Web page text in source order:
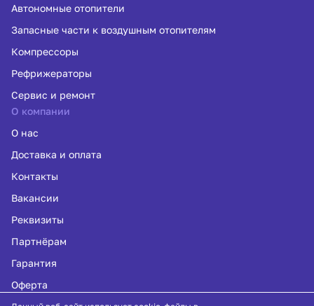
Автономные отопители
Запасные части к воздушным отопителям
Компрессоры
Рефрижераторы
Сервис и ремонт
О компании
О нас
Доставка и оплата
Контакты
Вакансии
Реквизиты
Партнёрам
Гарантия
Оферта